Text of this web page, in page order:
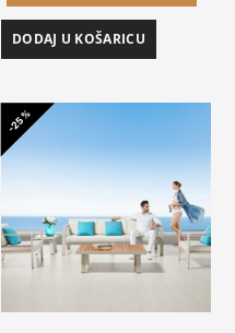
DODAJ U KOŠARICU
-25%